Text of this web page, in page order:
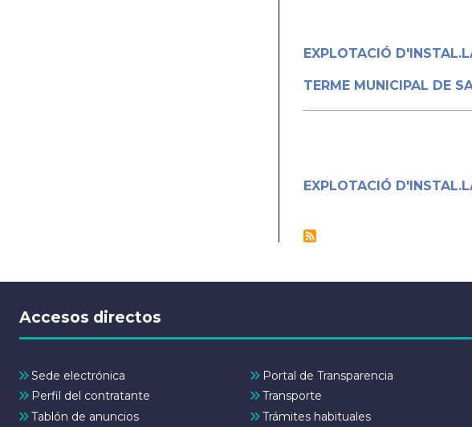
EXPLOTACIÓ
TERME MUNICIPAL DE
EXPLOTACIÓ
Accesos directos
Sede electrónica
Portal de Transparencia
Perfil del contratante
Transporte
Tablón de anuncios
Trámites habituales